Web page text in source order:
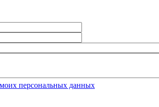
персональных данных